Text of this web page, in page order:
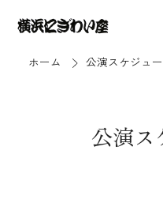
ホーム 公演スケジュ
公演ス